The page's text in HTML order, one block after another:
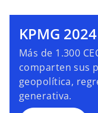
KPMG
Más de 1.300
comparten sus
geopolítica,
generativa.